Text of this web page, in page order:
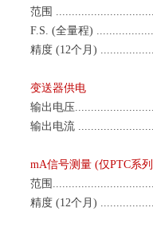
范围
F.S. (全量程)
精度 (12个月)
变送器供电
输出电压
输出电流
mA信号测量 (仅PTC系
范围
精度 (12个月)